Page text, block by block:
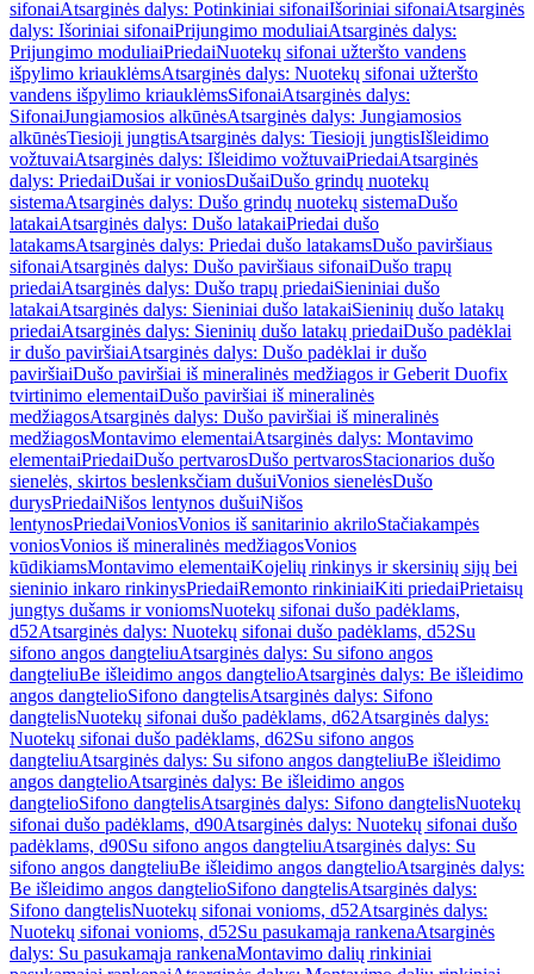
sifonaiAtsarginės dalys: Potinkiniai sifonaiIšoriniai sifonaiAtsarginės
dalys: Išoriniai sifonaiPrijungimo moduliaiAtsarginės dalys:
Prijungimo moduliaiPriedaiNuotekų sifonai užteršto vandens
išpylimo kriauklėmsAtsarginės dalys: Nuotekų sifonai užteršto
vandens išpylimo kriauklėmsSifonaiAtsarginės dalys:
SifonaiJungiamosios alkūnėsAtsarginės dalys: Jungiamosios
alkūnėsTiesioji jungtisAtsarginės dalys: Tiesioji jungtisIšleidimo
vožtuvaiAtsarginės dalys: Išleidimo vožtuvaiPriedaiAtsarginės
dalys: PriedaiDušai ir voniosDušaiDušo grindų nuotekų
sistemaAtsarginės dalys: Dušo grindų nuotekų sistemaDušo
latakaiAtsarginės dalys: Dušo latakaiPriedai dušo
latakamsAtsarginės dalys: Priedai dušo latakamsDušo paviršiaus
sifonaiAtsarginės dalys: Dušo paviršiaus sifonaiDušo trapų
priedaiAtsarginės dalys: Dušo trapų priedaiSieniniai dušo
latakaiAtsarginės dalys: Sieniniai dušo latakaiSieninių dušo latakų
priedaiAtsarginės dalys: Sieninių dušo latakų priedaiDušo padėklai
ir dušo paviršiaiAtsarginės dalys: Dušo padėklai ir dušo
paviršiaiDušo paviršiai iš mineralinės medžiagos ir Geberit Duofix
tvirtinimo elementaiDušo paviršiai iš mineralinės
medžiagosAtsarginės dalys: Dušo paviršiai iš mineralinės
medžiagosMontavimo elementaiAtsarginės dalys: Montavimo
elementaiPriedaiDušo pertvarosDušo pertvarosStacionarios dušo
sienelės, skirtos beslenksčiam dušuiVonios sienelėsDušo
durysPriedaiNišos lentynos dušuiNišos
lentynosPriedaiVoniosVonios iš sanitarinio akriloStačiakampės
voniosVonios iš mineralinės medžiagosVonios
kūdikiamsMontavimo elementaiKojelių rinkinys ir skersinių sijų bei
sieninio inkaro rinkinysPriedaiRemonto rinkiniaiKiti priedaiPrietaisų
jungtys dušams ir voniomsNuotekų sifonai dušo padėklams,
d52Atsarginės dalys: Nuotekų sifonai dušo padėklams, d52Su
sifono angos dangteliuAtsarginės dalys: Su sifono angos
dangteliuBe išleidimo angos dangtelioAtsarginės dalys: Be išleidimo
angos dangtelioSifono dangtelisAtsarginės dalys: Sifono
dangtelisNuotekų sifonai dušo padėklams, d62Atsarginės dalys:
Nuotekų sifonai dušo padėklams, d62Su sifono angos
dangteliuAtsarginės dalys: Su sifono angos dangteliuBe išleidimo
angos dangtelioAtsarginės dalys: Be išleidimo angos
dangtelioSifono dangtelisAtsarginės dalys: Sifono dangtelisNuotekų
sifonai dušo padėklams, d90Atsarginės dalys: Nuotekų sifonai dušo
padėklams, d90Su sifono angos dangteliuAtsarginės dalys: Su
sifono angos dangteliuBe išleidimo angos dangtelioAtsarginės dalys:
Be išleidimo angos dangtelioSifono dangtelisAtsarginės dalys:
Sifono dangtelisNuotekų sifonai vonioms, d52Atsarginės dalys:
Nuotekų sifonai vonioms, d52Su pasukamąja rankenaAtsarginės
dalys: Su pasukamąja rankenaMontavimo dalių rinkiniai